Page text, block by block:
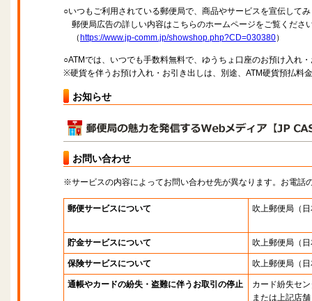
○いつもご利用されている郵便局で、商品やサービスを宣伝して
郵便局広告の詳しい内容はこちらのホームページをご覧くださ
（ https://www.jp-comm.jp/showshop.php?CD=030380）
○ATMでは、いつでも手数料無料で、ゆうちょ口座のお預け入れ
※硬貨を伴うお預け入れ・お引き出しは、別途、ATM硬貨預払料
お知らせ
お問い合わせ
※サービスの内容によってお問い合わせ先が異なります。お電話
郵便サービスについて 吹上郵便局 （
貯金サービスについて 吹上郵便局 （
保険サービスについて 吹上郵便局 （
通帳やカードの紛失・盗難に伴うお取引の停止
カード紛失セ
または上記店舗